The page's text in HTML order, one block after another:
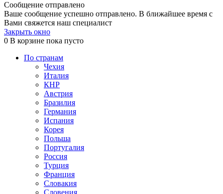
Сообщение отправлено
Ваше сообщение успешно отправлено. В ближайшее время с
Вами свяжется наш специалист
Закрыть окно
0 В корзине пока пусто
По странам
Чехия
Италия
КНР
Австрия
Бразилия
Германия
Испания
Корея
Польша
Португалия
Россия
Турция
Франция
Словакия
Словения